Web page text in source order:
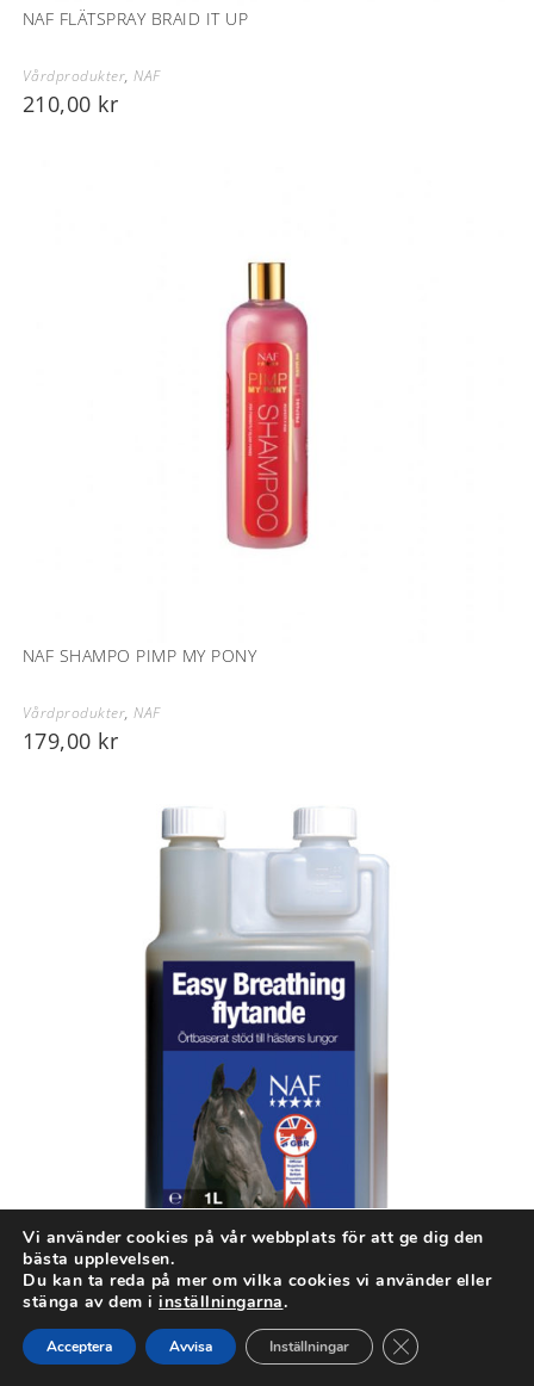
NAF FLÄTSPRAY BRAID IT UP
Vårdprodukter,NAF
210,00 kr
NAF SHAMPO PIMP MY PONY
Vårdprodukter,NAF
179,00 kr
NAF EASY BREATHING 1 L
Foder, tillskott och lite godis NAF
Vi använder cookies på vår webbplats för att ge dig den
bästa upplevelsen.
Du kan ta reda på mer om vilka cookies vi använder eller
stänga av dem i inställningarna.
Acceptera Avvisa Inställningar Close GDPR